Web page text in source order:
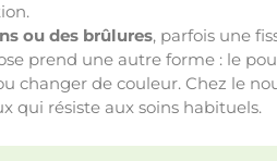
ou des brûlures, parfois une
prend une autre forme : le
changer de couleur. Chez le
qui résiste aux soins habituels.